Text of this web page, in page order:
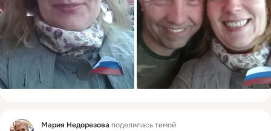
Фид Мария Недорезова поделилась темой